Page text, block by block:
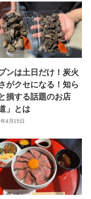
ンは土日だけ！炭火
がクセになる！知ら
損する話題のお店
」とは
4月15日